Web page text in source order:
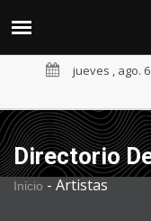
jueves , ago. 6
Directorio
Inicio - Artistas